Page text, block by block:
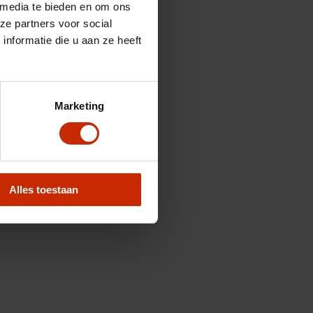
te bieden en om ons
partners voor social
die u aan ze heeft
Marketing
Alles toestaan